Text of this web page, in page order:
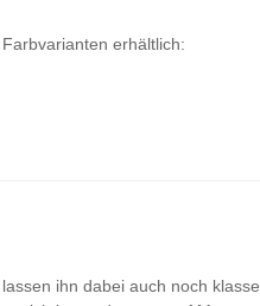
erhältlich:
ihn dabei auch noch klasse